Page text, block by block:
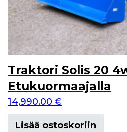
Traktori Solis 20
Etukuormaajalla
14,990.00 €
Lisää ostoskoriin